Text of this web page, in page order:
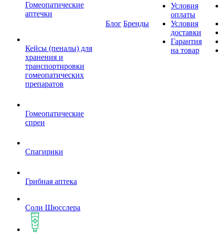
Гомеопатические
аптечки
Кейсы (пеналы) для
хранения и
транспортировки
гомеопатических
препаратов
Гомеопатические
спреи
Спагирики
Грибная аптека
Соли Шюсслера
Блог Бренды
Условия
оплаты
Условия
доставки
Гарантия
на товар